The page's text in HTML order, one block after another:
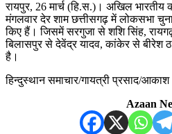
रायपुर, 26 मार्च (हि.स.)। अखिल
मंगलवार देर शाम छत्तीसगढ़ में लोकसभा
किए हैं। जिसमें सरगुजा से शशि सिंह,
बिलासपुर से देवेंद्र यादव, कांकेर से बीरेश
है।
हिन्दुस्थान समाचार/गायत्री प्रसाद/आकाश
Azaan